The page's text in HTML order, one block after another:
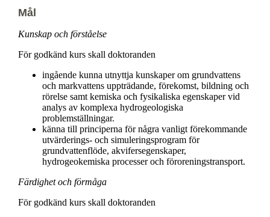
Mål
Kunskap och förståelse
För godkänd kurs skall doktoranden
ingående kunna utnyttja kunskaper om grundvattens
och markvattens uppträdande, förekomst, bildning och
rörelse samt kemiska och fysikaliska egenskaper vid
analys av komplexa hydrogeologiska
problemställningar.
känna till principerna för några vanligt förekommande
utvärderings- och simuleringsprogram för
grundvattenflöde, akvifersegenskaper,
hydrogeokemiska processer och föroreningstransport.
Färdighet och förmåga
För godkänd kurs skall doktoranden